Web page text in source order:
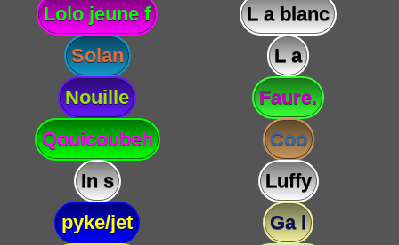
Lolo jeune f
L a blanc
Solan
L a
Nouille
Faure.
Qouicoubeh
Coo
In s
Luffy
pyke/jet
Ga l